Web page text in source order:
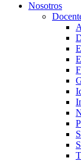
Nosotros